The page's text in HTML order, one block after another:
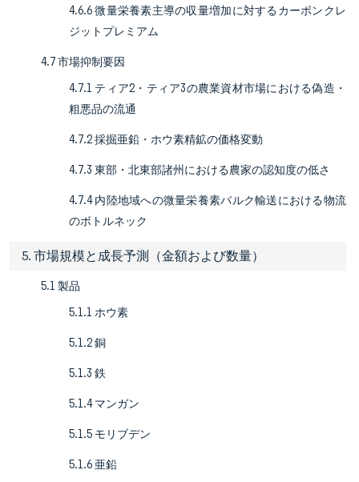
4.6.6 微量栄養素主導の収量増加に対するカーボンクレ
ジットプレミアム
4.7 市場抑制要因
4.7.1 ティア2・ティア3の農業資材市場における偽造・
粗悪品の流通
4.7.2 採掘亜鉛・ホウ素精鉱の価格変動
4.7.3 東部・北東部諸州における農家の認知度の低さ
4.7.4 内陸地域への微量栄養素バルク輸送における物流
のボトルネック
5. 市場規模と成長予測（金額および数量）
5.1 製品
5.1.1 ホウ素
5.1.2 銅
5.1.3 鉄
5.1.4 マンガン
5.1.5 モリブデン
5.1.6 亜鉛